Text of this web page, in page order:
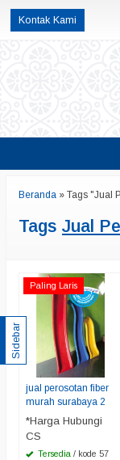
Kontak Kami
Beranda » Tags "Jual
Tags Jual
Paling Laris
jual perosotan fiber
murah surabaya 2
*Harga Hubungi
CS
Tersedia / kode 57
Sidebar